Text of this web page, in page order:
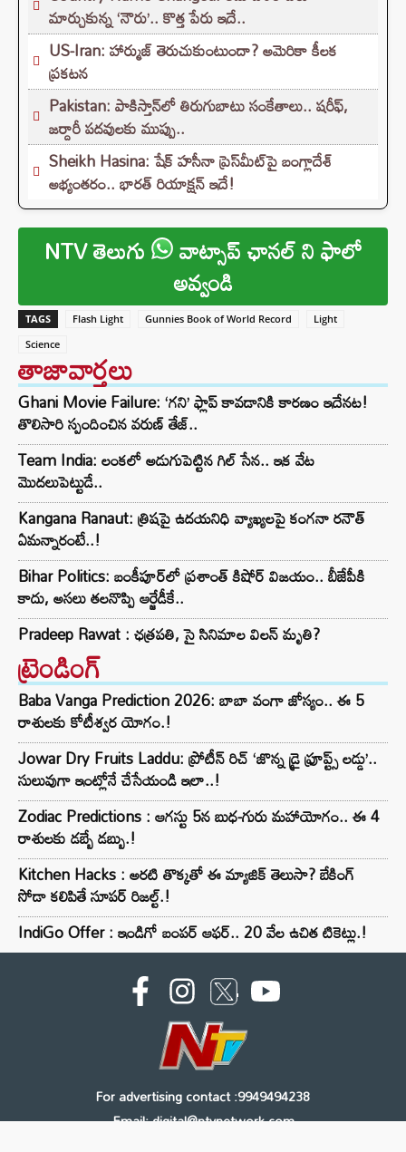
మార్చుకున్న ‘నౌరు’.. కొత్త పేరు ఇదే..
US-Iran: హార్ముజ్ తెరుచుకుంటుందా? అమెరికా కీలక
ప్రకటన
Pakistan: పాకిస్తాన్‌లో తిరుగుబాటు సంకేతాలు.. షరీఫ్,
జర్దారీ పదవులకు ముప్పు..
Sheikh Hasina: షేక్ హసీనా ప్రెస్‌మీట్‌పై బంగ్లాదేశ్
అభ్యంతరం.. భారత్ రియాక్షన్ ఇదే!
NTV తెలుగు వాట్సాప్ ఛానల్ ని ఫాలో
అవ్వండి
TAGS Flash Light Gunnies Book of World Record
Light
Science
తాజావార్తలు
Ghani Movie Failure: ‘గని’ ఫ్లాప్‌ కావడానికి కారణం ఇదేనట!
తొలిసారి స్పందించిన వరుణ్ తేజ్..
Team India: లంకలో అడుగుపెట్టిన గిల్ సేన.. ఇక వేట
మొదలుపెట్టుడే..
Kangana Ranaut: త్రిషపై ఉదయనిధి వ్యాఖ్యలపై కంగనా రనౌత్
ఏమన్నారంటే..!
Bihar Politics: బంకీపూర్‌లో ప్రశాంత్ కిషోర్ విజయం.. బీజేపీకి
కాదు, అసలు తలనొప్పి ఆర్జేడీకే..
Pradeep Rawat : ఛత్రపతి, సై సినిమాల విలన్ మృతి?
ట్రెండింగ్‌
Baba Vanga Prediction 2026: బాబా వంగా జోస్యం.. ఈ 5
రాశులకు కోటీశ్వర యోగం.!
Jowar Dry Fruits Laddu: ప్రోటీన్ రిచ్ ‘జొన్న డ్రై ఫ్రూప్ట్స్ లడ్డు’..
సులువుగా ఇంట్లోనే చేసేయండి ఇలా..!
Zodiac Predictions : ఆగస్టు 5న బుధ-గురు మహాయోగం.. ఈ 4
రాశులకు డబ్బే డబ్బు.!
Kitchen Hacks : అరటి తొక్కతో ఈ మ్యాజిక్ తెలుసా? బేకింగ్
సోడా కలిపితే సూపర్ రిజల్ట్.!
IndiGo Offer : ఇండిగో బంపర్ ఆఫర్.. 20 వేల ఉచిత టికెట్లు.!
For advertising contact :9949494238
Email: digital@ntvnetwork.com